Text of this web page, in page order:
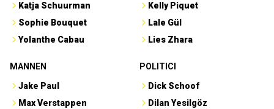
Katja Schuurman
Sophie Bouquet
Yolanthe Cabau
Kelly Piquet
Lale Gül
Lies Zhara
MANNEN
Jake Paul
Max Verstappen
POLITICI
Dick Schoof
Dilan Yesilgöz